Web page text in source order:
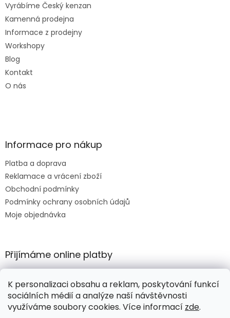
K personalizaci obsahu a reklam, poskytování funkcí
sociálních médií a analýze naší návštěvnosti
využíváme soubory cookies. Více informací zde.
Vyrábíme Český kenzan
Kamenná prodejna
Informace z prodejny
Workshopy
Blog
Kontakt
O nás
Informace pro nákup
Platba a doprava
Reklamace a vrácení zboží
Obchodní podmínky
Podmínky ochrany osobních údajů
Moje objednávka
Přijímáme online platby